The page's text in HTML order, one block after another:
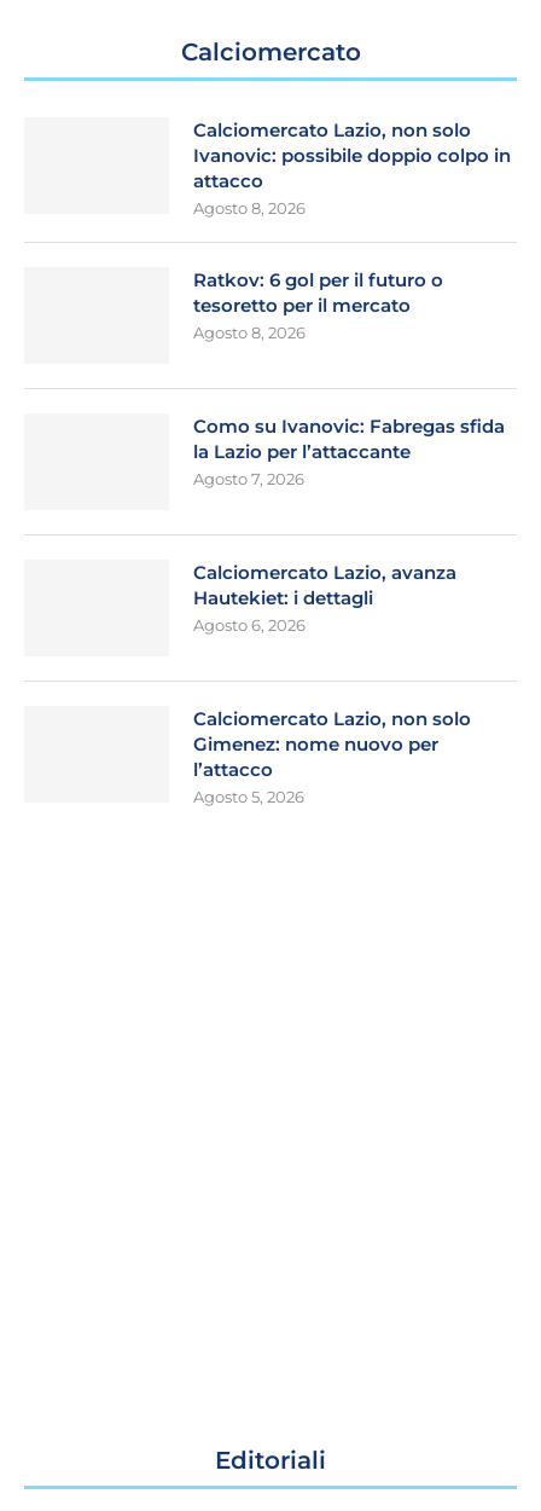
Calciomercato
Calciomercato Lazio, non solo
Ivanovic: possibile doppio colpo in
attacco
Agosto 8, 2026
Ratkov: 6 gol per il futuro o
tesoretto per il mercato
Agosto 8, 2026
Como su Ivanovic: Fabregas sfida
la Lazio per l’attaccante
Agosto 7, 2026
Calciomercato Lazio, avanza
Hautekiet: i dettagli
Agosto 6, 2026
Calciomercato Lazio, non solo
Gimenez: nome nuovo per
l’attacco
Agosto 5, 2026
Editoriali